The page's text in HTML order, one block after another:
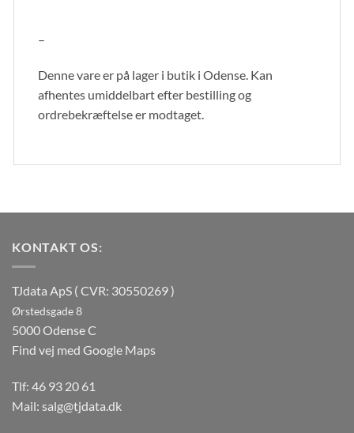
–
Denne vare er på lager i butik i Odense. Kan
afhentes umiddelbart efter bestilling og
ordrebekræftelse er modtaget.
KONTAKT OS:
TJdata ApS ( CVR: 30550269 )
Ørstedsgade 8
5000 Odense C
Find vej med Google Maps
Tlf: 46 93 20 61
Mail: salg@tjdata.dk